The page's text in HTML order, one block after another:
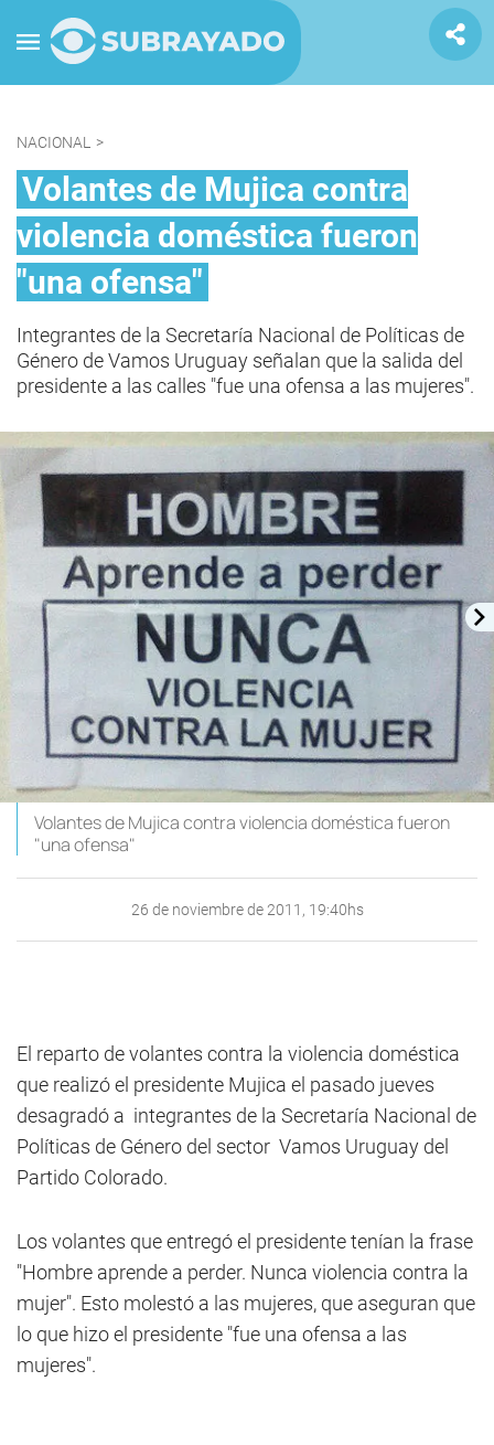
NACIONAL >
Volantes de Mujica contra
violencia doméstica fueron
"una ofensa"
Integrantes de la Secretaría Nacional de Políticas de
Género de Vamos Uruguay señalan que la salida del
presidente a las calles "fue una ofensa a las mujeres".
Volantes de Mujica contra violencia doméstica fueron
"una ofensa"
26 de noviembre de 2011, 19:40hs
El reparto de volantes contra la violencia doméstica
que realizó el presidente Mujica el pasado jueves
desagradó a integrantes de la Secretaría Nacional de
Políticas de Género del sector Vamos Uruguay del
Partido Colorado.
Los volantes que entregó el presidente tenían la frase
"Hombre aprende a perder. Nunca violencia contra la
mujer". Esto molestó a las mujeres, que aseguran que
lo que hizo el presidente "fue una ofensa a las
mujeres".